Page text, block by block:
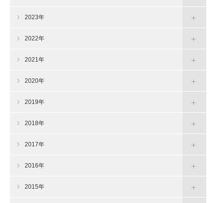
2023年
2022年
2021年
2020年
2019年
2018年
2017年
2016年
2015年